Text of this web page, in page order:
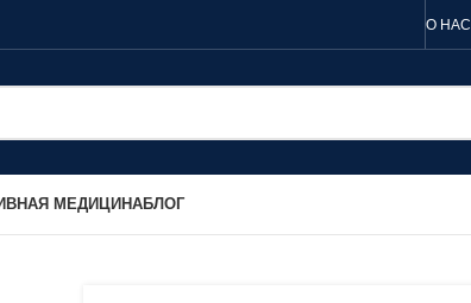
О НАС
МЕДИЦИНАБЛОГ